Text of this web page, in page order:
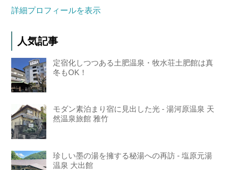
詳細プロフィールを表示
人気記事
定宿化しつつある土肥温泉・牧水荘土肥館は真
冬もOK！
モダン素泊まり宿に見出した光 - 湯河原温泉 天
然温泉旅館 雅竹
珍しい墨の湯を擁する秘湯への再訪 - 塩原元湯
温泉 大出館